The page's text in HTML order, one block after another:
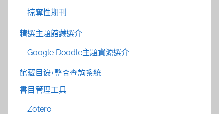
掠奪性期刊
精選主題館藏選介
Google Doodle主題資源選介
館藏目錄+整合查詢系統
書目管理工具
Zotero